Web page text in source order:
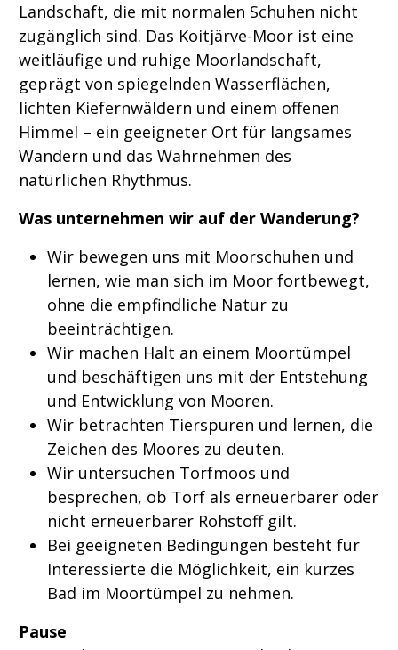
Landschaft, die mit normalen Schuhen nicht
zugänglich sind. Das Koitjärve-Moor ist eine
weitläufige und ruhige Moorlandschaft,
geprägt von spiegelnden Wasserflächen,
lichten Kiefernwäldern und einem offenen
Himmel – ein geeigneter Ort für langsames
Wandern und das Wahrnehmen des
natürlichen Rhythmus.
Was unternehmen wir auf der Wanderung?
Wir bewegen uns mit Moorschuhen und
lernen, wie man sich im Moor fortbewegt,
ohne die empfindliche Natur zu
beeinträchtigen.
Wir machen Halt an einem Moortümpel
und beschäftigen uns mit der Entstehung
und Entwicklung von Mooren.
Wir betrachten Tierspuren und lernen, die
Zeichen des Moores zu deuten.
Wir untersuchen Torfmoos und
besprechen, ob Torf als erneuerbarer oder
nicht erneuerbarer Rohstoff gilt.
Bei geeigneten Bedingungen besteht für
Interessierte die Möglichkeit, ein kurzes
Bad im Moortümpel zu nehmen.
Pause